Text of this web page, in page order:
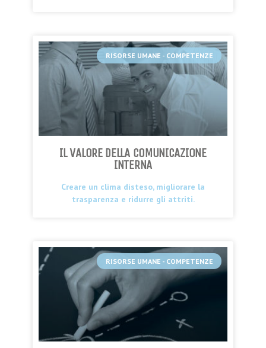
RISORSE UMANE - COMPETENZE
IL VALORE DELLA COMUNICAZIONE
INTERNA
Creare un clima disteso, migliorare la
trasparenza e ridurre gli attriti.
RISORSE UMANE - COMPETENZE